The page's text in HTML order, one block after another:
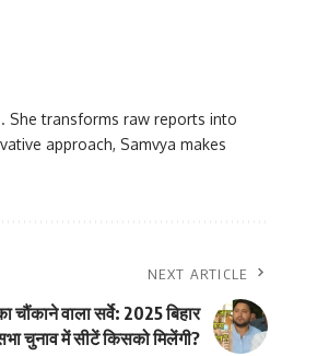
She transforms raw reports into
approach, Samvya makes
NEXT ARTICLE
चौंकाने वाला सर्वे: 2025 बिहार
चुनाव में सीटें किसको मिलेंगी?